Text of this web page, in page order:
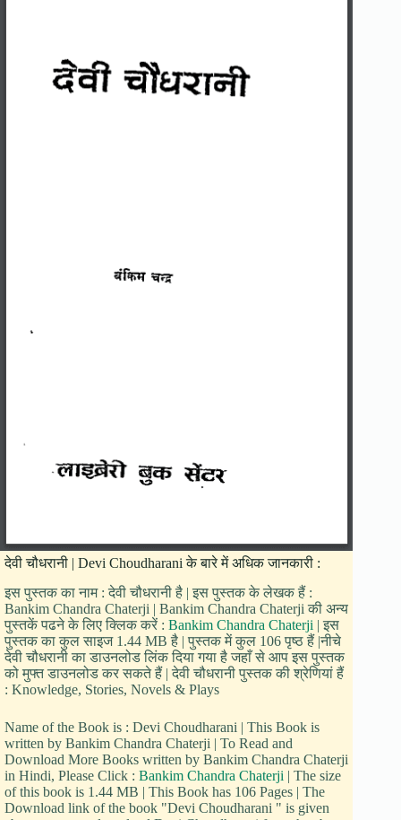
देवी चौधरानी | Devi Choudharani के बारे में अधिक जानकारी :
इस पुस्तक का नाम : देवी चौधरानी है | इस पुस्तक के लेखक हैं :
Bankim Chandra Chaterji | Bankim Chandra Chaterji की अन्य
पुस्तकें पढने के लिए क्लिक करें : Bankim Chandra Chaterji | इस
पुस्तक का कुल साइज 1.44 MB है | पुस्तक में कुल 106 पृष्ठ हैं |नीचे
देवी चौधरानी का डाउनलोड लिंक दिया गया है जहाँ से आप इस पुस्तक
को मुफ्त डाउनलोड कर सकते हैं | देवी चौधरानी पुस्तक की श्रेणियां हैं
: Knowledge, Stories, Novels & Plays
Name of the Book is : Devi Choudharani | This Book is
written by Bankim Chandra Chaterji | To Read and
Download More Books written by Bankim Chandra Chaterji
in Hindi, Please Click : Bankim Chandra Chaterji | The size
of this book is 1.44 MB | This Book has 106 Pages | The
Download link of the book "Devi Choudharani " is given